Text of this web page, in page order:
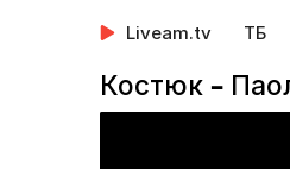
Liveam.tv ТБ
Костюк –